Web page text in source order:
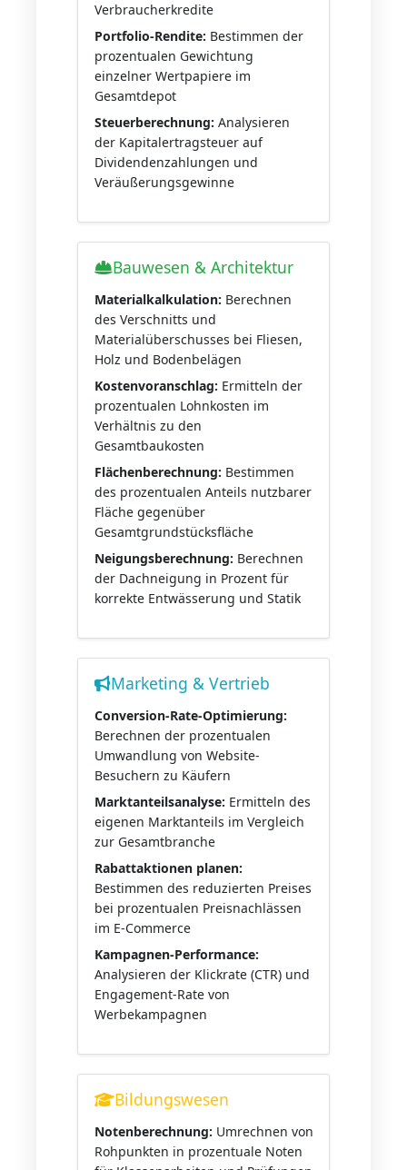
Verbraucherkredite
Portfolio-Rendite: Bestimmen der
prozentualen Gewichtung
einzelner Wertpapiere im
Gesamtdepot
Steuerberechnung: Analysieren
der Kapitalertragsteuer auf
Dividendenzahlungen und
Veräußerungsgewinne
Bauwesen & Architektur
Materialkalkulation: Berechnen
des Verschnitts und
Materialüberschusses bei Fliesen,
Holz und Bodenbelägen
Kostenvoranschlag: Ermitteln der
prozentualen Lohnkosten im
Verhältnis zu den
Gesamtbaukosten
Flächenberechnung: Bestimmen
des prozentualen Anteils nutzbarer
Fläche gegenüber
Gesamtgrundstücksfläche
Neigungsberechnung: Berechnen
der Dachneigung in Prozent für
korrekte Entwässerung und Statik
Marketing & Vertrieb
Conversion-Rate-Optimierung:
Berechnen der prozentualen
Umwandlung von Website-
Besuchern zu Käufern
Marktanteilsanalyse: Ermitteln des
eigenen Marktanteils im Vergleich
zur Gesamtbranche
Rabattaktionen planen:
Bestimmen des reduzierten Preises
bei prozentualen Preisnachlässen
im E-Commerce
Kampagnen-Performance:
Analysieren der Klickrate (CTR) und
Engagement-Rate von
Werbekampagnen
Bildungswesen
Notenberechnung: Umrechnen von
Rohpunkten in prozentuale Noten